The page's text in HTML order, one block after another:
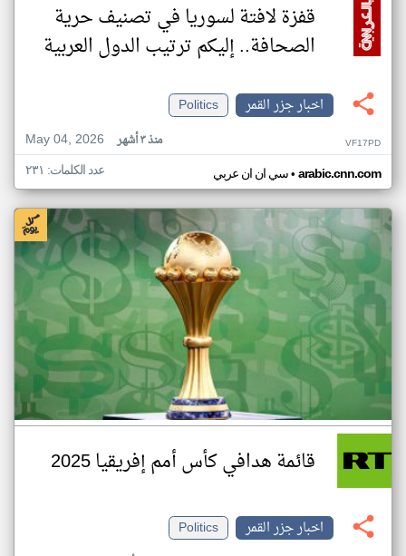
قفزة لافتة لسوريا في تصنيف حرية
الصحافة.. إليكم ترتيب الدول العربية
اخبار جزر القمر
Politics
May 04, 2026
منذ ٣ أشهر VF17PD
سي ان ان عربي• arabic.cnn.com عدد الكلمات: ٢٣١
قائمة هدافي كأس أمم إفريقيا 2025
اخبار جزر القمر
Politics